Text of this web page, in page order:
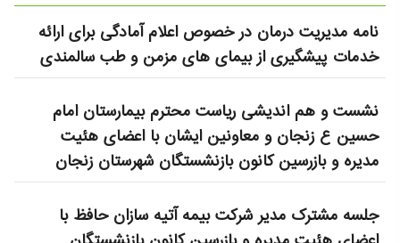
نامه مدیریت درمان در خصوص اعلام آمادگی برای ارائه
خدمات پیشگیری از بیمای های مزمن و طب سالمندی
نشست و هم اندیشی ریاست محترم بیمارستان امام
حسین ع زنجان و معاونین ایشان با اعضای هئیت
مدیره و بازرسین کانون بازنشستگان شهرستان زنجان
جلسه مشترک مدیر شرکت بیمه آتیه سازان حافظ با